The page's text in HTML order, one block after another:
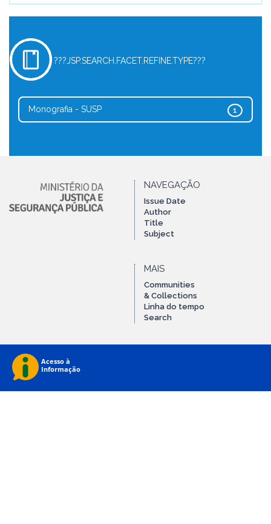
???JSP.SEARCH.FACET.REFINE.TYPE???
1
Monografia - SUSP
NAVEGAÇÃO
Issue Date
Author
Title
Subject
MAIS
Communities
& Collections
Linha do tempo
Search